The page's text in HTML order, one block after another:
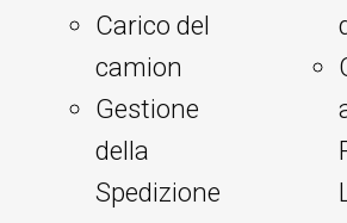
Carico del
camion
Gestione
della
Spedizione